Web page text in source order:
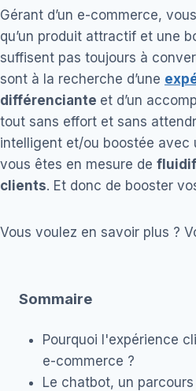
Gérant d’un e-commerce,
qu’un produit attractif et une
suffisent pas toujours à
sont à la recherche d’une
différenciante et d’un
tout sans effort et sans
intelligent et/ou boostée avec
vous êtes en mesure de
clients. Et donc de booster
Vous voulez en savoir plus ?
Sommaire
Pourquoi l'expérience
e-commerce ?
Le chatbot, un